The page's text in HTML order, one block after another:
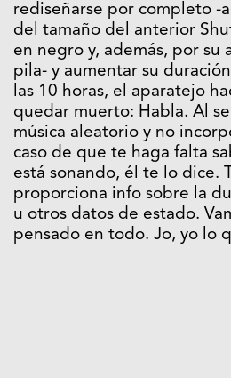
rediseñarse por completo -
del tamaño del anterior
en negro y, además, por su
pila- y aumentar su
las 10 horas, el aparatejo
quedar muerto: Habla. Al
música aleatorio y no
caso de que te haga falta
está sonando, él te lo dice.
proporciona info sobre la
u otros datos de estado.
pensado en todo. Jo, yo lo